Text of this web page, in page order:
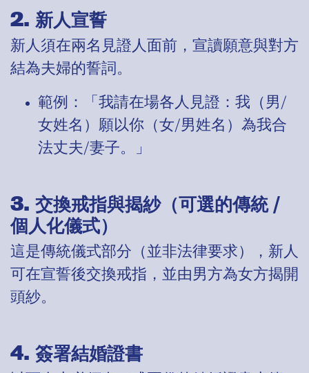
2. 新人宣誓
新人須在兩名見證人面前，宣讀願意與對方
結為夫婦的誓詞。
範例：「我請在場各人見證：我（男/
女姓名）願以你（女/男姓名）為我合
法丈夫/妻子。」
3. 交換戒指與揭紗（可選的傳統 /
個人化儀式）
這是傳統儀式部分（並非法律要求），新人
可在宣誓後交換戒指，並由男方為女方揭開
頭紗。
4. 簽署結婚證書